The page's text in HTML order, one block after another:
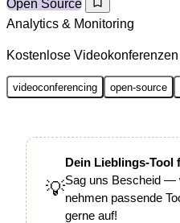
Open Source
Analytics & Monitoring
Kostenlose
videoconferencing open-source
💡
Dein Lieblings-Tool
Sag uns Bescheid —
nehmen passende
gerne auf!